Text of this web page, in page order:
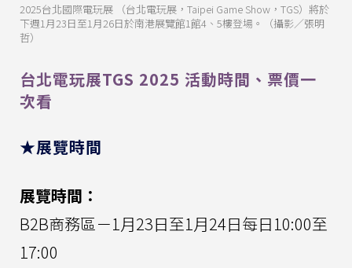
2025台北國際電玩展 （台北電玩展，Taipei Game Show，TGS）將於
下週1月23日至1月26日於南港展覽館1館4、5樓登場。（攝影／張明
哲）
台北電玩展TGS 2025 活動時間、票價一
次看
★展覽時間
展覽時間：
B2B商務區－1月23日至1月24日每日10:00至
17:00